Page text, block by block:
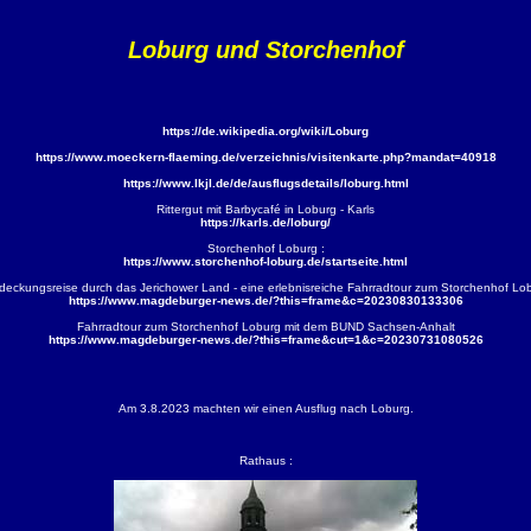
Loburg und Storchenhof
https://de.wikipedia.org/wiki/Loburg
https://www.moeckern-flaeming.de/verzeichnis/visitenkarte.php?mandat=40918
https://www.lkjl.de/de/ausflugsdetails/loburg.html
Rittergut mit Barbycafé in Loburg - Karls
https://karls.de/loburg/
Storchenhof Loburg :
https://www.storchenhof-loburg.de/startseite.html
durch das Jerichower Land - eine erlebnisreiche Fahrradtour zum Storchenhof
https://www.magdeburger-news.de/?this=frame&c=20230830133306
Fahrradtour zum Storchenhof Loburg mit dem BUND Sachsen-Anhalt
https://www.magdeburger-news.de/?this=frame&cut=1&c=20230731080526
Am 3.8.2023 machten wir einen Ausflug nach Loburg.
Rathaus :